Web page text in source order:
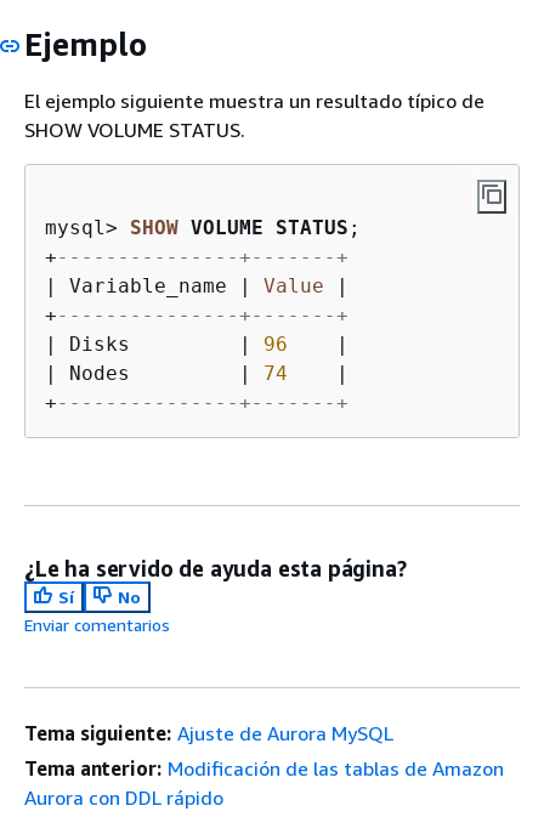
Ejemplo
El ejemplo siguiente muestra un resultado típico de
SHOW VOLUME STATUS.
mysql> SHOW VOLUME STATUS
+---------------+-------+
|
Variable_name | Value
|
+---------------+-------+
|
Disks | 96
|
|
Nodes | 74
|
+---------------+-------+
¿Le ha servido de ayuda esta página?
Sí
No
Enviar comentarios
Tema siguiente: Ajuste de Aurora MySQL
Tema anterior: Modificación de las tablas de Amazon
Aurora con DDL rápido